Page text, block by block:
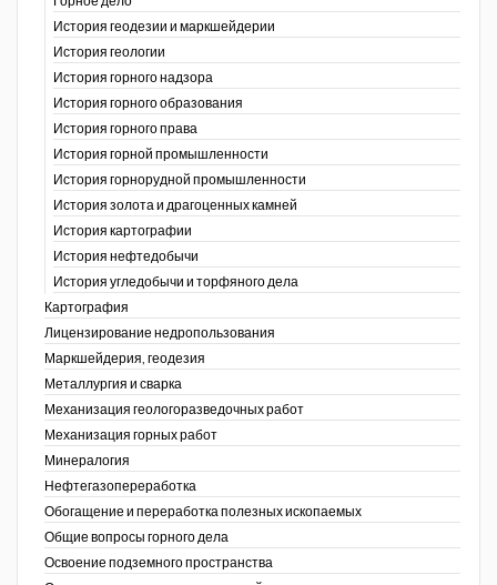
История геодезии и маркшейдерии
История геологии
История горного надзора
История горного образования
История горного права
История горной промышленности
История горнорудной промышленности
История золота и драгоценных камней
История картографии
История нефтедобычи
История угледобычи и торфяного дела
Картография
Лицензирование недропользования
Маркшейдерия, геодезия
Металлургия и сварка
Механизация геологоразведочных работ
Механизация горных работ
Минералогия
Нефтегазопереработка
Обогащение и переработка полезных ископаемых
Общие вопросы горного дела
Освоение подземного пространства